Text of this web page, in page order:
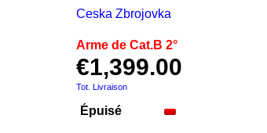
Ceska Zbrojovka
Arme de Cat.B 2°
€1,399.00
Tot. Livraison
Épuisé